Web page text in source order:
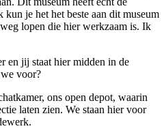
je het het beste aan dit museum
lopen die hier werkzaam is. Ik
en jij staat hier midden in de
we voor?
ons open depot, waarin
laten zien. We staan hier voor